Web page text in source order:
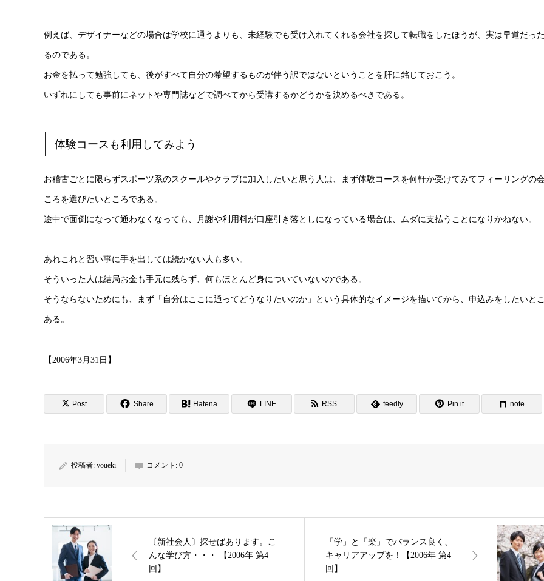
例えば、デザイナーなどの場合は学校に通うよりも、未経験でも受け入れてくれる会社を探して転職をしたほうが、実は早道だっ
るのである。
お金を払って勉強しても、後がすべて自分の希望するものが伴う訳ではないということを肝に銘じておこう。
いずれにしても事前にネットや専門誌などで調べてから受講するかどうかを決めるべきである。
体験コースも利用してみよう
お稽古ごとに限らずスポーツ系のスクールやクラブに加入したいと思う人は、まず体験コースを何軒か受けてみてフィーリングの
ころを選びたいところである。
途中で面倒になって通わなくなっても、月謝や利用料が口座引き落としになっている場合は、ムダに支払うことになりかねない。
あれこれと習い事に手を出しては続かない人も多い。
そういった人は結局お金も手元に残らず、何もほとんど身についていないのである。
そうならないためにも、まず「自分はここに通ってどうなりたいのか」という具体的なイメージを描いてから、申込みをしたいと
ある。
【2006年3月31日】
Post Share Hatena LINE RSS feedly Pin it note
投稿者: youeki コメント: 0
〔新社会人〕探せばあります。こ
んな学び方・・・ 【2006年 第4
回】
「学」と「楽」でバランス良く、
キャリアアップを！【2006年 第4
回】